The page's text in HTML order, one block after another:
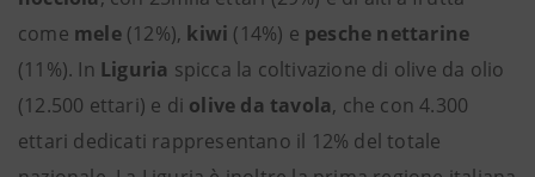
come mele(12%), kiwi (14%) e pesche nettarine
(11%). In Liguria spicca la coltivazione di olive da olio
(12.500 ettari) e di olive da tavola, che con 4.300
ettari dedicati rappresentano il 12% del totale